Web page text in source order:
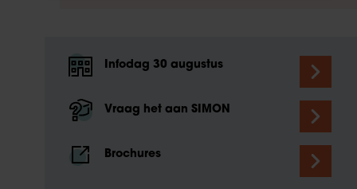
Infodag 30 augustus
Vraag het aan SIMON
Brochures